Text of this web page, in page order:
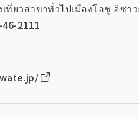
ที่ยวสาขาทั่วไปเมืองโอชู อิซาว
2111